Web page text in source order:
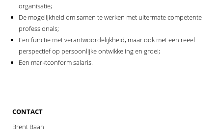
organisatie;
De mogelijkheid om samen te werken met uitermate competente
professionals;
Een functie met verantwoordelijkheid, maar ook met een reëel
perspectief op persoonlijke ontwikkeling en groei;
Een marktconform salaris.
CONTACT
Brent Baan